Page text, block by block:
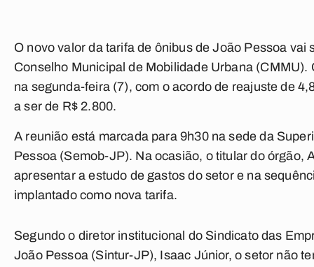
O novo valor da tarifa de ônibus de João Pessoa
Conselho Municipal de Mobilidade Urbana
na segunda-feira (7), com o acordo de reajuste de
a ser de R$ 2.800.
A reunião está marcada para 9h30 na sede da
Pessoa (Semob-JP). Na ocasião, o titular do órgão,
apresentar a estudo de gastos do setor e na
implantado como nova tarifa.
Segundo o diretor institucional do Sindicato das
João Pessoa (Sintur-JP), Isaac Júnior, o setor não